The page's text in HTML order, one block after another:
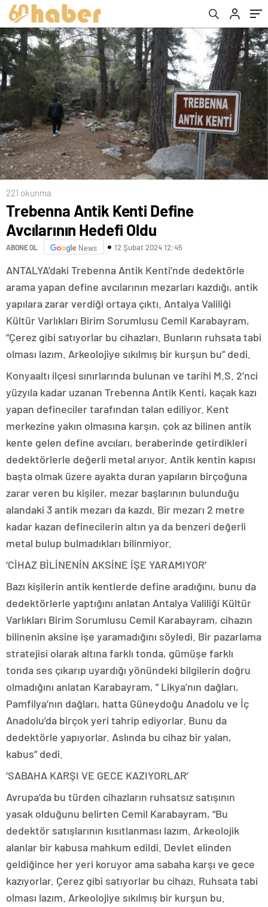
221 okunma
Trebenna Antik Kenti Define
Avcılarının Hedefi Oldu
ABONE OL News 12 Şubat 2024 12:45
ANTALYA’daki Trebenna Antik Kenti’nde dedektörle
arama yapan define avcılarının mezarları kazdığı, antik
yapılara zarar verdiği ortaya çıktı. Antalya Valiliği
Kültür Varlıkları Birim Sorumlusu Cemil Karabayram,
“Çerez gibi satıyorlar bu cihazları. Bunların ruhsata tabi
olması lazım. Arkeolojiye sıkılmış bir kurşun bu” dedi.
Konyaaltı ilçesi sınırlarında bulunan ve tarihi M.S. 2’nci
yüzyıla kadar uzanan Trebenna Antik Kenti, kaçak kazı
yapan defineciler tarafından talan ediliyor. Kent
merkezine yakın olmasına karşın, çok az bilinen antik
kente gelen define avcıları, beraberinde getirdikleri
dedektörlerle değerli metal arıyor. Antik kentin kapısı
başta olmak üzere ayakta duran yapıların birçoğuna
zarar veren bu kişiler, mezar başlarının bulunduğu
alandaki 3 antik mezarı da kazdı. Bir mezarı 2 metre
kadar kazan definecilerin altın ya da benzeri değerli
metal bulup bulmadıkları bilinmiyor.
‘CİHAZ BİLİNENİN AKSİNE İŞE YARAMIYOR’
Bazı kişilerin antik kentlerde define aradığını, bunu da
dedektörlerle yaptığını anlatan Antalya Valiliği Kültür
Varlıkları Birim Sorumlusu Cemil Karabayram, cihazın
bilinenin aksine işe yaramadığını söyledi. Bir pazarlama
stratejisi olarak altına farklı tonda, gümüşe farklı
tonda ses çıkarıp uyardığı yönündeki bilgilerin doğru
olmadığını anlatan Karabayram, ” Likya’nın dağları,
Pamfilya’nın dağları, hatta Güneydoğu Anadolu ve İç
Anadolu’da birçok yeri tahrip ediyorlar. Bunu da
dedektörle yapıyorlar. Aslında bu cihaz bir yalan,
kabus” dedi.
‘SABAHA KARŞI VE GECE KAZIYORLAR’
Avrupa’da bu türden cihazların ruhsatsız satışının
yasak olduğunu belirten Cemil Karabayram, “Bu
dedektör satışlarının kısıtlanması lazım. Arkeolojik
alanlar bir kabusa mahkum edildi. Devlet elinden
geldiğince her yeri koruyor ama sabaha karşı ve gece
kazıyorlar. Çerez gibi satıyorlar bu cihazı. Ruhsata tabi
olması lazım. Arkeolojiye sıkılmış bir kurşun bu.